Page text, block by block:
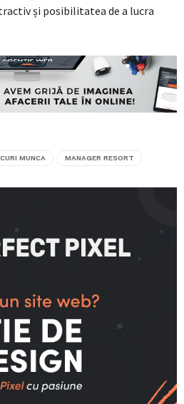
și posibilitatea de a lucra
MUNCA MANAGER RESORT